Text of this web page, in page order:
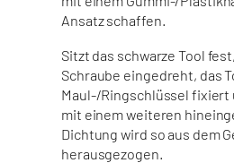
Ansatz schaffen.
Sitzt das schwarze Tool
Schraube eingedreht, das
Maul-/Ringschlüssel fixiert
mit einem weiteren
Dichtung wird so aus dem
herausgezogen.